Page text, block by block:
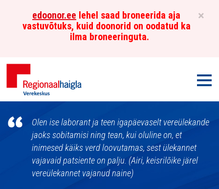
×
edoonor.ee lehel saad broneerida aja
vastuvõtuks, kuid doonorid on oodatud ka
ilma broneeringuta.
Põhja-
Eesti
Regionaalhaigla
Verekeskus
Olen ise laborant ja teen igapäevaselt vereülekande
jaoks sobitamisi ning tean, kui oluline on, et
inimesed käiks verd loovutamas, sest ülekannet
vajavaid patsiente on palju. (Airi, keisrilõike järel
vereülekannet vajanud naine)